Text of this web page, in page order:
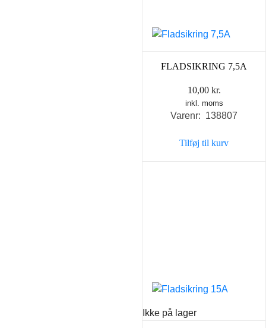
FLADSIKRING 7,5A
10,00 kr.
inkl. moms
Varenr: 138807
Tilføj til kurv
Ikke på lager